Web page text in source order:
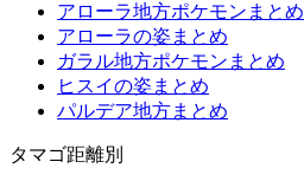
アローラ地方ポケモンまとめ
アローラの姿まとめ
ガラル地方ポケモンまとめ
ヒスイの姿まとめ
パルデア地方まとめ
タマゴ距離別